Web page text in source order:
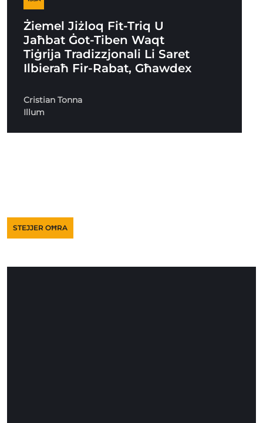
Żiemel Jiżloq Fit-Triq U
Jaħbat Ġot-Tiben Waqt
Tiġrija Tradizzjonali Li Saret
Ilbieraħ Fir-Rabat, Għawdex
Cristian Tonna
Illum
STEJJER OĦRA